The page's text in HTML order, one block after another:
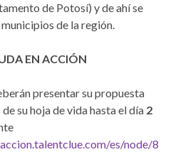
de Potosí) y de ahí se
de la región.
EN ACCIÓN
presentar su propuesta
su hoja de vida hasta el día 2
es/node/8